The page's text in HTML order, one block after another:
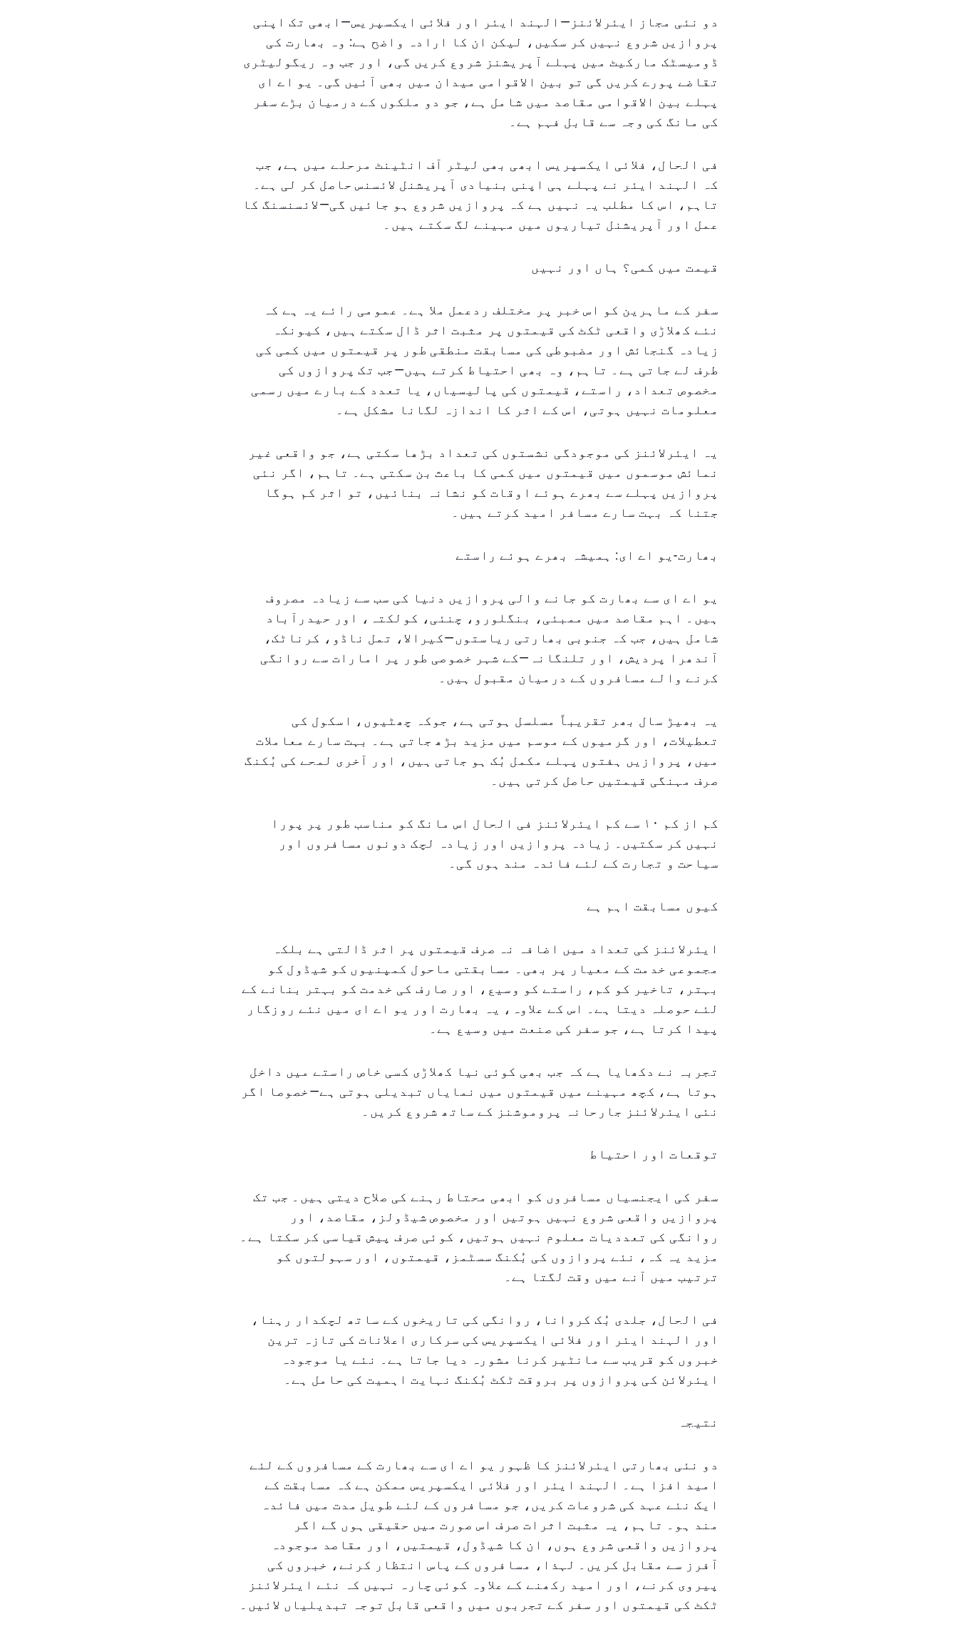
دو نئی مجاز ایئرلائنز—الہند ایئر اور فلائی ایکسپریس—ابھی تک اپنی
پروازیں شروع نہیں کر سکیں، لیکن ان کا ارادہ واضح ہے: وہ بھارت کی
ڈومیسٹک مارکیٹ میں پہلے آپریشنز شروع کریں گی، اور جب وہ ریگولیٹری
تقاضے پورے کریں گی تو بین الاقوامی میدان میں بھی آئیں گی۔ یو اے ای
پہلے بین الاقوامی مقاصد میں شامل ہے، جو دو ملکوں کے درمیان بڑے سفر
کی مانگ کی وجہ سے قابل فہم ہے۔
فی الحال، فلائی ایکسپریس ابھی بھی لیٹر آف انٹینٹ مرحلے میں ہے، جب
کہ الہند ایئر نے پہلے ہی اپنی بنیادی آپریشنل لائسنس حاصل کر لی ہے۔
تاہم، اس کا مطلب یہ نہیں ہے کہ پروازیں شروع ہو جائیں گی—لائسنسنگ کا
عمل اور آپریشنل تیاریوں میں مہینے لگ سکتے ہیں۔
قیمت میں کمی؟ ہاں اور نہیں
سفر کے ماہرین کو اس خبر پر مختلف ردعمل ملا ہے۔ عمومی رائے یہ ہے کہ
نئے کھلاڑی واقعی ٹکٹ کی قیمتوں پر مثبت اثر ڈال سکتے ہیں، کیونکہ
زیادہ گنجائش اور مضبوطی کی مسابقت منطقی طور پر قیمتوں میں کمی کی
طرف لے جاتی ہے۔ تاہم، وہ بھی احتیاط کرتے ہیں—جب تک پروازوں کی
مخصوص تعداد، راستے، قیمتوں کی پالیسیاں، یا تعدد کے بارے میں رسمی
معلومات نہیں ہوتی، اس کے اثر کا اندازہ لگانا مشکل ہے۔
یہ ایئرلائنز کی موجودگی نشستوں کی تعداد بڑھا سکتی ہے، جو واقعی غیر
نمائش موسموں میں قیمتوں میں کمی کا باعث بن سکتی ہے۔ تاہم، اگر نئی
پروازیں پہلے سے بھرے ہوئے اوقات کو نشانہ بنائیں، تو اثر کم ہوگا
جتنا کہ بہت سارے مسافر امید کرتے ہیں۔
بھارت-یو اے ای: ہمیشہ بھرے ہوئے راستے
یو اے ای سے بھارت کو جانے والی پروازیں دنیا کی سب سے زیادہ مصروف
ہیں۔ اہم مقاصد میں ممبئی، بنگلورو، چنئی، کولکتہ، اور حیدرآباد
شامل ہیں، جب کہ جنوبی بھارتی ریاستوں—کیرالا، تمل ناڈو، کرناٹک،
آندھرا پردیش، اور تلنگانہ—کے شہر خصوصی طور پر امارات سے روانگی
کرنے والے مسافروں کے درمیان مقبول ہیں۔
یہ بھیڑ سال بھر تقریباً مسلسل ہوتی ہے، جوکہ چھٹیوں، اسکول کی
تعطیلات، اور گرمیوں کے موسم میں مزید بڑھ جاتی ہے۔ بہت سارے معاملات
میں، پروازیں ہفتوں پہلے مکمل بُک ہو جاتی ہیں، اور آخری لمحے کی بُکنگ
صرف مہنگی قیمتیں حاصل کرتی ہیں۔
کم از کم ۱۰ سے کم ایئرلائنز فی الحال اس مانگ کو مناسب طور پر پورا
نہیں کر سکتیں۔ زیادہ پروازیں اور زیادہ لچک دونوں مسافروں اور
سیاحت و تجارت کے لئے فائدہ مند ہوں گی۔
کیوں مسابقت اہم ہے
ایئرلائنز کی تعداد میں اضافہ نہ صرف قیمتوں پر اثر ڈالتی ہے بلکہ
مجموعی خدمت کے معیار پر بھی۔ مسابقتی ماحول کمپنیوں کو شیڈول کو
بہتر، تاخیر کو کم، راستے کو وسیع، اور صارف کی خدمت کو بہتر بنانے کے
لئے حوصلہ دیتا ہے۔ اس کے علاوہ، یہ بھارت اور یو اے ای میں نئے روزگار
پیدا کرتا ہے، جو سفر کی صنعت میں وسیع ہے۔
تجربہ نے دکھایا ہے کہ جب بھی کوئی نیا کھلاڑی کسی خاص راستے میں داخل
ہوتا ہے، کچھ مہینے میں قیمتوں میں نمایاں تبدیلی ہوتی ہے—خصوصا اگر
نئی ایئرلائنز جارحانہ پروموشنز کے ساتھ شروع کریں۔
توقعات اور احتیاط
سفر کی ایجنسیاں مسافروں کو ابھی محتاط رہنے کی صلاح دیتی ہیں۔ جب تک
پروازیں واقعی شروع نہیں ہوتیں اور مخصوص شیڈولز، مقاصد، اور
روانگی کی تعددیات معلوم نہیں ہوتیں، کوئی صرف پیش قیاسی کر سکتا ہے۔
مزید یہ کہ، نئے پروازوں کی بُکنگ سسٹمز، قیمتوں، اور سہولتوں کو
ترتیب میں آنے میں وقت لگتا ہے۔
فی الحال، جلدی بُک کروانا، روانگی کی تاریخوں کے ساتھ لچکدار رہنا،
اور الہند ایئر اور فلائی ایکسپریس کی سرکاری اعلانات کی تازہ ترین
خبروں کو قریب سے مانٹیر کرنا مشورہ دیا جاتا ہے۔ نئے یا موجودہ
ایئرلائن کی پروازوں پر بروقت ٹکٹ بُکنگ نہایت اہمیت کی حامل ہے۔
نتیجہ
دو نئی بھارتی ایئرلائنز کا ظہور یو اے ای سے بھارت کے مسافروں کے لئے
امید افزا ہے۔ الہند ایئر اور فلائی ایکسپریس ممکن ہے کہ مسابقت کے
ایک نئے عہد کی شروعات کریں، جو مسافروں کے لئے طویل مدت میں فائدہ
مند ہو۔ تاہم، یہ مثبت اثرات صرف اس صورت میں حقیقی ہوں گے اگر
پروازیں واقعی شروع ہوں، ان کا شیڈول، قیمتیں، اور مقاصد موجودہ
آفرز سے مقابل کریں۔ لہذا، مسافروں کے پاس انتظار کرنے، خبروں کی
پیروی کرنے، اور امید رکھنے کے علاوہ کوئی چارہ نہیں کہ نئے ایئرلائنز
ٹکٹ کی قیمتوں اور سفر کے تجربوں میں واقعی قابل توجہ تبدیلیاں لائیں۔